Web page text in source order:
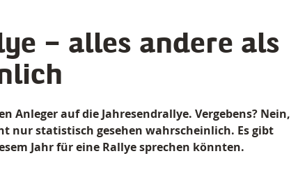
– alles andere als
Anleger auf die Jahresendrallye. Vergebens? Nein,
nur statistisch gesehen wahrscheinlich. Es gibt
Jahr für eine Rallye sprechen könnten.